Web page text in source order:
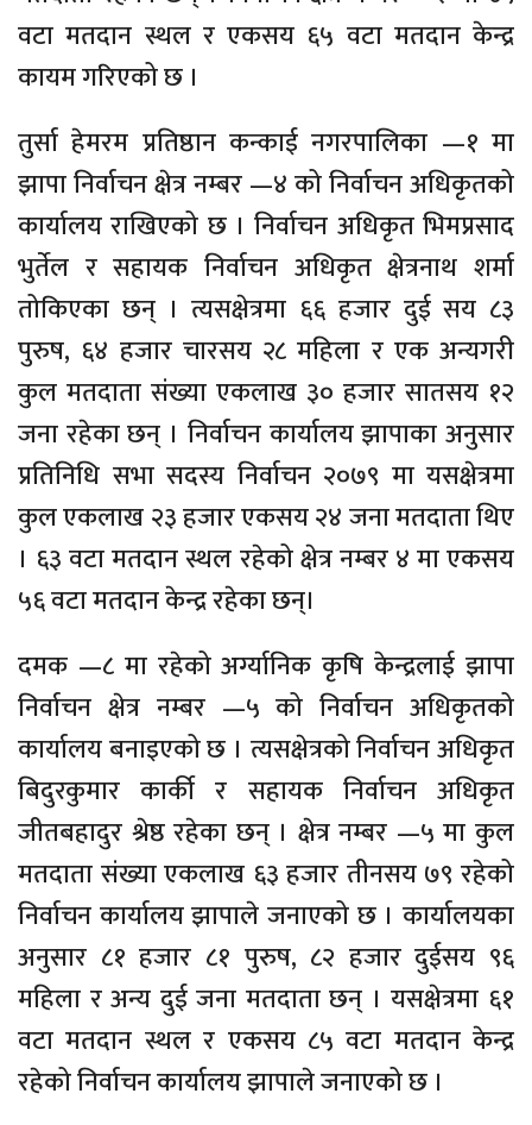
वटा मतदान स्थल र एकसय ६५ वटा मतदान केन्द्र
कायम गरिएको छ ।
तुर्सा हेमरम प्रतिष्ठान कन्काई नगरपालिका —१ मा
झापा निर्वाचन क्षेत्र नम्बर —४ को निर्वाचन अधिकृतको
कार्यालय राखिएको छ । निर्वाचन अधिकृत भिमप्रसाद
भुर्तेल र सहायक निर्वाचन अधिकृत क्षेत्रनाथ शर्मा
तोकिएका छन् । त्यसक्षेत्रमा ६६ हजार दुई सय ८३
पुरुष, ६४ हजार चारसय २८ महिला र एक अन्यगरी
कुल मतदाता संख्या एकलाख ३० हजार सातसय १२
जना रहेका छन् । निर्वाचन कार्यालय झापाका अनुसार
प्रतिनिधि सभा सदस्य निर्वाचन २०७९ मा यसक्षेत्रमा
कुल एकलाख २३ हजार एकसय २४ जना मतदाता थिए
। ६३ वटा मतदान स्थल रहेको क्षेत्र नम्बर ४ मा एकसय
५६ वटा मतदान केन्द्र रहेका छन्।
दमक —८ मा रहेको अर्ग्यानिक कृषि केन्द्रलाई झापा
निर्वाचन क्षेत्र नम्बर —५ को निर्वाचन अधिकृतको
कार्यालय बनाइएको छ । त्यसक्षेत्रको निर्वाचन अधिकृत
बिदुरकुमार कार्की र सहायक निर्वाचन अधिकृत
जीतबहादुर श्रेष्ठ रहेका छन् । क्षेत्र नम्बर —५ मा कुल
मतदाता संख्या एकलाख ६३ हजार तीनसय ७९ रहेको
निर्वाचन कार्यालय झापाले जनाएको छ । कार्यालयका
अनुसार ८१ हजार ८१ पुरुष, ८२ हजार दुईसय ९६
महिला र अन्य दुई जना मतदाता छन् । यसक्षेत्रमा ६१
वटा मतदान स्थल र एकसय ८५ वटा मतदान केन्द्र
रहेको निर्वाचन कार्यालय झापाले जनाएको छ ।